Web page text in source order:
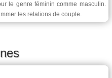
le genre féminin comme masculin.
les relations de couple.